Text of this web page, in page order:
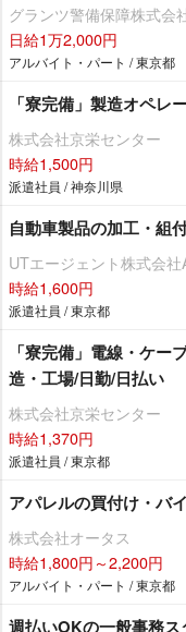
グランツ警備保障株式会
日給1万2,000円
アルバイト・パート / 東京都
「寮完備」製造オペレ
株式会社京栄センター
時給1,500円
派遣社員 / 神奈川県
自動車製品の加工・組
UTエージェント株式会
時給1,600円
派遣社員 / 東京都
「寮完備」電線・ケー
造・工場/日勤/日払い
株式会社京栄センター
時給1,370円
派遣社員 / 東京都
アパレルの買付け・バ
株式会社オータス
時給1,800円～2,200円
アルバイト・パート / 東京都
週払いOKの一般事務ス